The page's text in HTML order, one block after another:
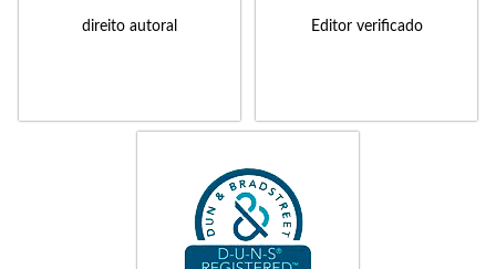
direito autoral Editor verificado